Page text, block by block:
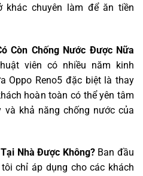
chuyên làm để ăn tiền
Còn Chống Nước Được Nữa
viên có nhiều năm kinh
Oppo Reno5 đặc biệt là thay
hoàn toàn có thể yên tâm
khả năng chống nước của
Nhà Được Không?Ban đầu
chỉ áp dụng cho các khách